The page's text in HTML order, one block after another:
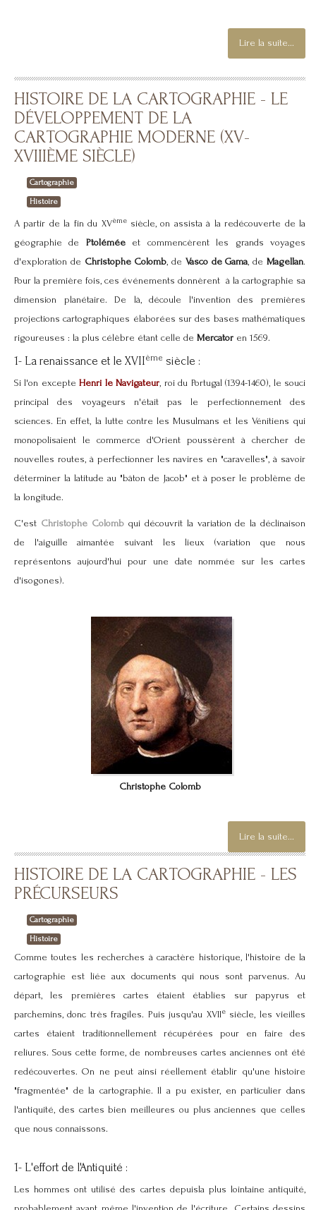
Lire la suite...
HISTOIRE DE LA CARTOGRAPHIE - LE
DÉVELOPPEMENT DE LA
CARTOGRAPHIE MODERNE (XV-
XVIIIÈME SIÈCLE)
Cartographie
Histoire
A partir de la fin du XVèmesiècle, on assista à la redécouverte de la
géographie de Ptolémée et commencèrent les grands voyages
d'exploration de Christophe Colomb, de Vasco de Gama, deMagellan.
Pour la première fois, ces événements donnèrent à la cartographie sa
dimension planétaire. De là, découle l'invention des premières
projections cartographiques élaborées sur des bases mathématiques
rigoureuses : la plus célèbre étant celle de Mercator en 1569.
1- La renaissance et le XVIIème siècle :
Si l'on excepteHenri le Navigateur, roi du Portugal (1394-1460), le souci
principal des voyageurs n'était pas le perfectionnement des
sciences. En effet, la lutte contre les Musulmans et les Vénitiens qui
monopolisaient le commerce d'Orient poussèrent à chercher de
nouvelles routes, à perfectionner les navires en "caravelles", à savoir
déterminer la latitude au "bâton de Jacob" et à poser le problème de
la longitude.
C'est Christophe Colombqui découvrit la variation de la déclinaison
de l'aiguille aimantée suivant les lieux (variation que nous
représentons aujourd'hui pour une date nommée sur les cartes
d'isogones).
Christophe Colomb
Lire la suite...
HISTOIRE DE LA CARTOGRAPHIE - LES
PRÉCURSEURS
Cartographie
Histoire
Comme toutes les recherches à caractère historique, l'histoire de la
cartographie est liée aux documents qui nous sont parvenus. Au
départ, les premières cartes étaient établies sur papyrus et
parchemins, donc très fragiles. Puis jusqu'au XVIIesiècle, les vieilles
cartes étaient traditionnellement récupérées pour en faire des
reliures. Sous cette forme, de nombreuses cartes anciennes ont été
redécouvertes. On ne peut ainsi réellement établir qu'une histoire
"fragmentée" de la cartographie. Il a pu exister, en particulier dans
l'antiquité, des cartes bien meilleures ou plus anciennes que celles
que nous connaissons.
1- L'effort de l'Antiquité :
Les hommes ont utilisé des cartes depuisla plus lointaine antiquité,